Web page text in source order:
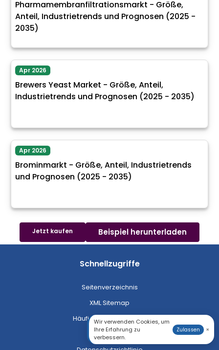
Pharmamembranfiltrationsmarkt - Größe,
Anteil, Industrietrends und Prognosen (2025 -
2035)
Apr 2026
Brewers Yeast Market - Größe, Anteil,
Industrietrends und Prognosen (2025 - 2035)
Apr 2026
Brominmarkt - Größe, Anteil, Industrietrends
und Prognosen (2025 - 2035)
Jetzt kaufen Beispiel herunterladen
Schnellzugriffe
Seitenverzeichnis
XML Sitemap
Häufig gestellte Fragen
Karriere
Wir verwenden Cookies, um
Ihre Erfahrung zu
verbessern.
Zulassen ×